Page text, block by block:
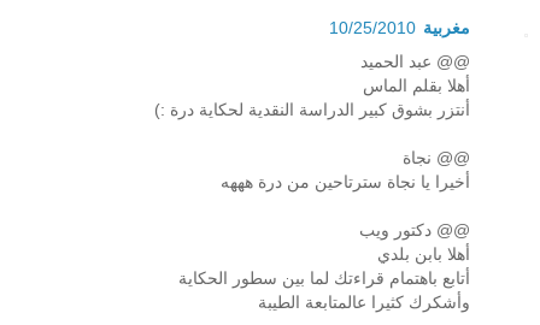
مغربية 10/25/2010
@@ عبد الحميد
أهلا بقلم الماس
أنتزر بشوق كبير الدراسة النقدية لحكاية درة :)
@@ نجاة
أخيرا يا نجاة سترتاحين من درة هههه
@@ دكتور ويب
أهلا بابن بلدي
أتابع باهتمام قراءتك لما بين سطور الحكاية
وأشكرك كثيرا عالمتابعة الطيبة